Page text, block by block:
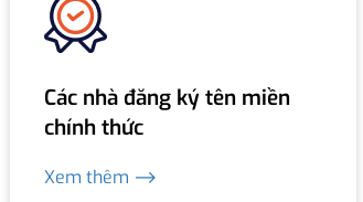
Các nhà đăng ký tên miền
chính thức
Xem thêm ⟶